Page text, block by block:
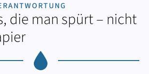
die man spürt – nicht